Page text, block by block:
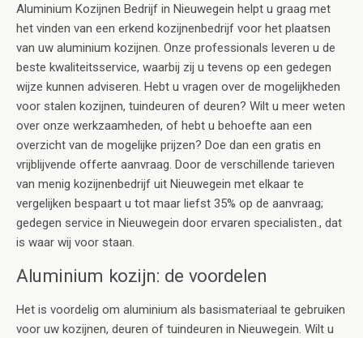
Aluminium Kozijnen Bedrijf in Nieuwegein helpt u graag met
het vinden van een erkend kozijnenbedrijf voor het plaatsen
van uw aluminium kozijnen. Onze professionals leveren u de
beste kwaliteitsservice, waarbij zij u tevens op een gedegen
wijze kunnen adviseren. Hebt u vragen over de mogelijkheden
voor stalen kozijnen, tuindeuren of deuren? Wilt u meer weten
over onze werkzaamheden, of hebt u behoefte aan een
overzicht van de mogelijke prijzen? Doe dan een gratis en
vrijblijvende offerte aanvraag. Door de verschillende tarieven
van menig kozijnenbedrijf uit Nieuwegein met elkaar te
vergelijken bespaart u tot maar liefst 35% op de aanvraag;
gedegen service in Nieuwegein door ervaren specialisten., dat
is waar wij voor staan.
Aluminium kozijn: de voordelen
Het is voordelig om aluminium als basismateriaal te gebruiken
voor uw kozijnen, deuren of tuindeuren in Nieuwegein. Wilt u